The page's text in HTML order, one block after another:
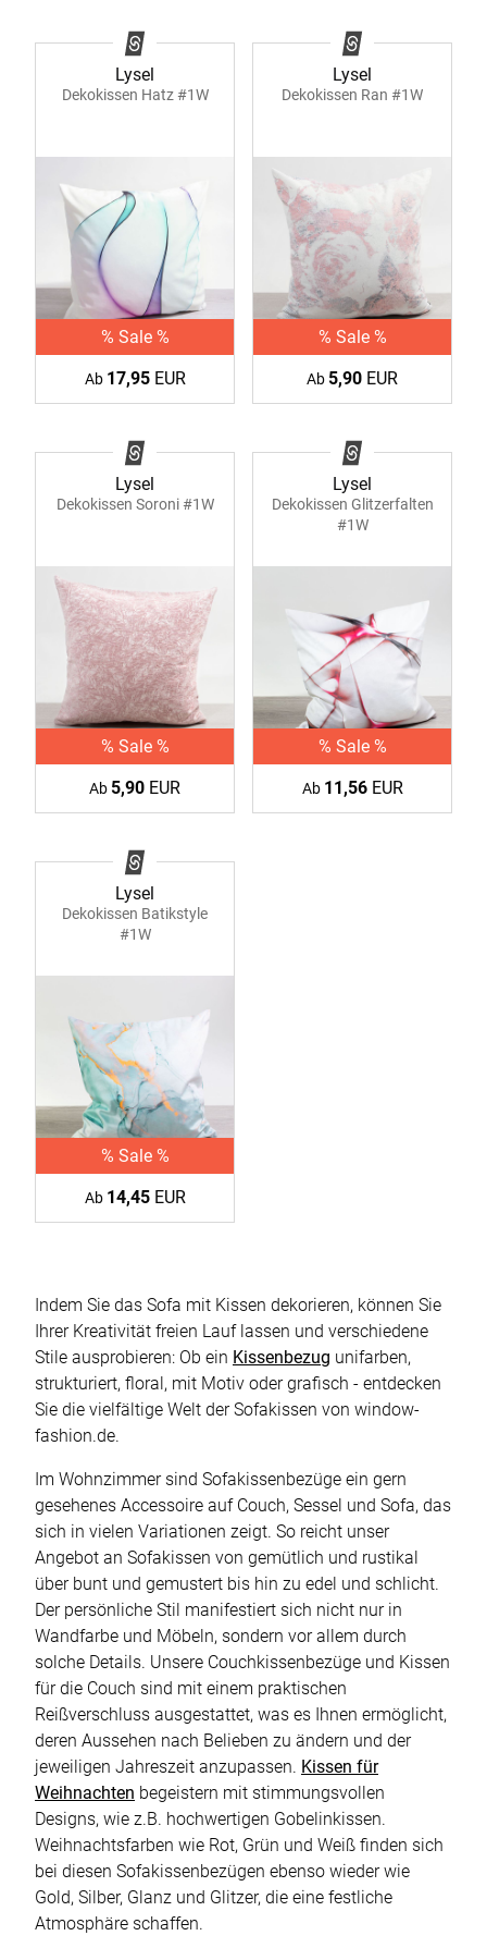
Lysel
Dekokissen Hatz #1W
% Sale %
Ab 17,95EUR
Lysel
Dekokissen Ran #1W
% Sale %
Ab 5,90 EUR
Lysel
Dekokissen Soroni #1W
% Sale %
Ab 5,90 EUR
Lysel
Dekokissen Glitzerfalten
#1W
% Sale %
Ab 11,56EUR
Lysel
Dekokissen Batikstyle
#1W
% Sale %
Ab 14,45EUR
Indem Sie das Sofa mit Kissen dekorieren, können Sie
Ihrer Kreativität freien Lauf lassen und verschiedene
Stile ausprobieren: Ob ein Kissenbezug unifarben,
strukturiert, floral, mit Motiv oder grafisch - entdecken
Sie die vielfältige Welt der Sofakissen von window-
fashion.de.
Im Wohnzimmer sind Sofakissenbezüge ein gern
gesehenes Accessoire auf Couch, Sessel und Sofa, das
sich in vielen Variationen zeigt. So reicht unser
Angebot an Sofakissen von gemütlich und rustikal
über bunt und gemustert bis hin zu edel und schlicht.
Der persönliche Stil manifestiert sich nicht nur in
Wandfarbe und Möbeln, sondern vor allem durch
solche Details. Unsere Couchkissenbezüge und Kissen
für die Couch sind mit einem praktischen
Reißverschluss ausgestattet, was es Ihnen ermöglicht,
deren Aussehen nach Belieben zu ändern und der
jeweiligen Jahreszeit anzupassen. Kissen für
Weihnachten begeistern mit stimmungsvollen
Designs, wie z.B. hochwertigen Gobelinkissen.
Weihnachtsfarben wie Rot, Grün und Weiß finden sich
bei diesen Sofakissenbezügen ebenso wieder wie
Gold, Silber, Glanz und Glitzer, die eine festliche
Atmosphäre schaffen.